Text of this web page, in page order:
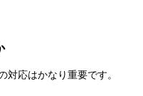
応はかなり重要です。